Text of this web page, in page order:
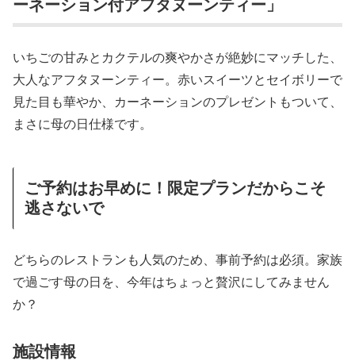
ーネーション付アフタヌーンティー」
いちごの甘みとカクテルの爽やかさが絶妙にマッチした、
大人なアフタヌーンティー。赤いスイーツとセイボリーで
見た目も華やか、カーネーションのプレゼントもついて、
まさに母の日仕様です。
ご予約はお早めに！限定プランだからこそ
逃さないで
どちらのレストランも人気のため、事前予約は必須。家族
で過ごす母の日を、今年はちょっと贅沢にしてみません
か？
施設情報